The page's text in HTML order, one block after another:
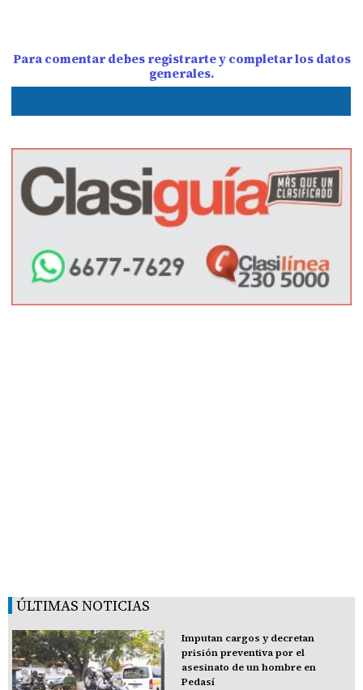
Para comentar debes registrarte y completar los datos
generales.
ÚLTIMAS NOTICIAS
Imputan cargos y decretan
prisión preventiva por el
asesinato de un hombre en
Pedasí